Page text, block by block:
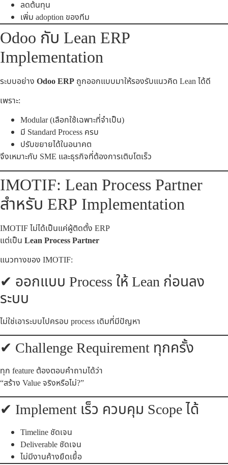
ลดต้นทุน
เพิ่ม adoption ของทีม
Odoo กับ Lean ERP
Implementation
ระบบอย่าง Odoo ERP ถูกออกแบบมาให้รองรับแนวคิด Lean ได้ดี
เพราะ:
Modular (เลือกใช้เฉพาะที่จำเป็น)
มี Standard Process ครบ
ปรับขยายได้ในอนาคต
จึงเหมาะกับ SME และธุรกิจที่ต้องการเติบโตเร็ว
IMOTIF: Lean Process Partner
สำหรับ ERP Implementation
IMOTIF ไม่ได้เป็นแค่ผู้ติดตั้ง ERP
แต่เป็น Lean Process Partner
แนวทางของ IMOTIF:
✔ ออกแบบ Process ให้ Lean ก่อนลง
ระบบ
ไม่ใช่เอาระบบไปครอบ process เดิมที่มีปัญหา
✔ Challenge Requirement ทุกครั้ง
ทุก feature ต้องตอบคำถามได้ว่า
“สร้าง Value จริงหรือไม่?”
✔ Implement เร็ว ควบคุม Scope ได้
Timeline ชัดเจน
Deliverable ชัดเจน
ไม่มีงานค้างยืดเยื้อ